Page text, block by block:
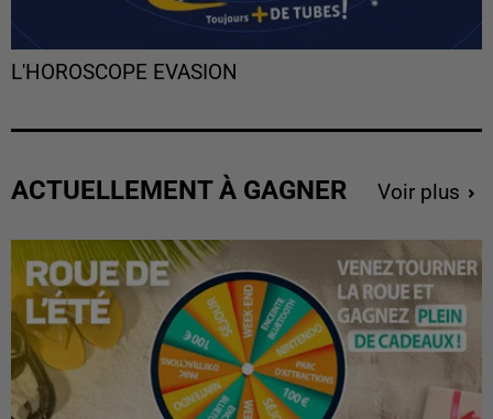
L'HOROSCOPE EVASION
ACTUELLEMENT À GAGNER Voir plus